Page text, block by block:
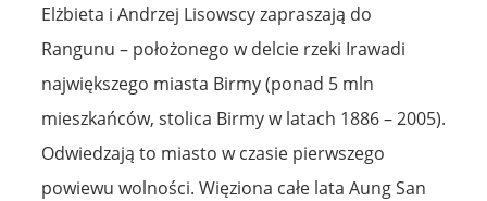
Elżbieta i Andrzej Lisowscy zapraszają do
Rangunu – położonego w delcie rzeki Irawadi
największego miasta Birmy (ponad 5 mln
mieszkańców, stolica Birmy w latach 1886 – 2005).
Odwiedzają to miasto w czasie pierwszego
powiewu wolności. Więziona całe lata Aung San